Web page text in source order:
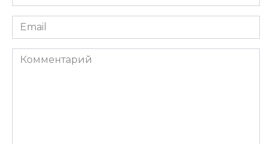
*
Email
*
Комментарий